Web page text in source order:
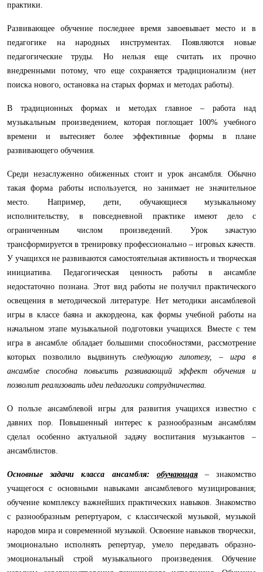
практики.
Развивающее обучение последнее время завоевывает место и в
педагогике на народных инструментах. Появляются новые
педагогические труды. Но нельзя еще считать их прочно
внедренными потому, что еще сохраняется традиционализм (нет
поиска нового, остановка на старых формах и методах работы).
В традиционных формах и методах главное – работа над
музыкальным произведением, которая поглощает 100% учебного
времени и вытесняет более эффективные формы в плане
развивающего обучения.
Среди незаслуженно обиженных стоит и урок ансамбля. Обычно
такая форма работы используется, но занимает не значительное
место. Например, дети, обучающиеся музыкальному
исполнительству, в повседневной практике имеют дело с
ограниченным числом произведений. Урок зачастую
трансформируется в тренировку профессионально – игровых качеств.
У учащихся не развиваются самостоятельная активность и творческая
инициатива. Педагогическая ценность работы в ансамбле
недостаточно познана. Этот вид работы не получил практического
освещения в методической литературе. Нет методики ансамблевой
игры в классе баяна и аккордеона, как формы учебной работы на
начальном этапе музыкальной подготовки учащихся. Вместе с тем
игра в ансамбле обладает большими способностями, рассмотрение
которых позволило выдвинутьследующую гипотезу, – игра в
ансамбле способна повысить развивающий эффект обучения и
позволит реализовать идеи педагогики сотрудничества.
О пользе ансамблевой игры для развития учащихся известно с
давних пор. Повышенный интерес к разнообразным ансамблям
сделал особенно актуальной задачу воспитания музыкантов –
ансамблистов.
Основные задачи класса ансамбля: обучающая
– знакомство
учащегося с основными навыками ансамблевого музицирования;
обучение комплексу важнейших практических навыков. Знакомство
с разнообразным репертуаром, с классической музыкой, музыкой
народов мира и современной музыкой. Освоение навыков творчески,
эмоционально исполнять репертуар, умело передавать образно-
эмоциональный строй музыкального произведения. Обучение